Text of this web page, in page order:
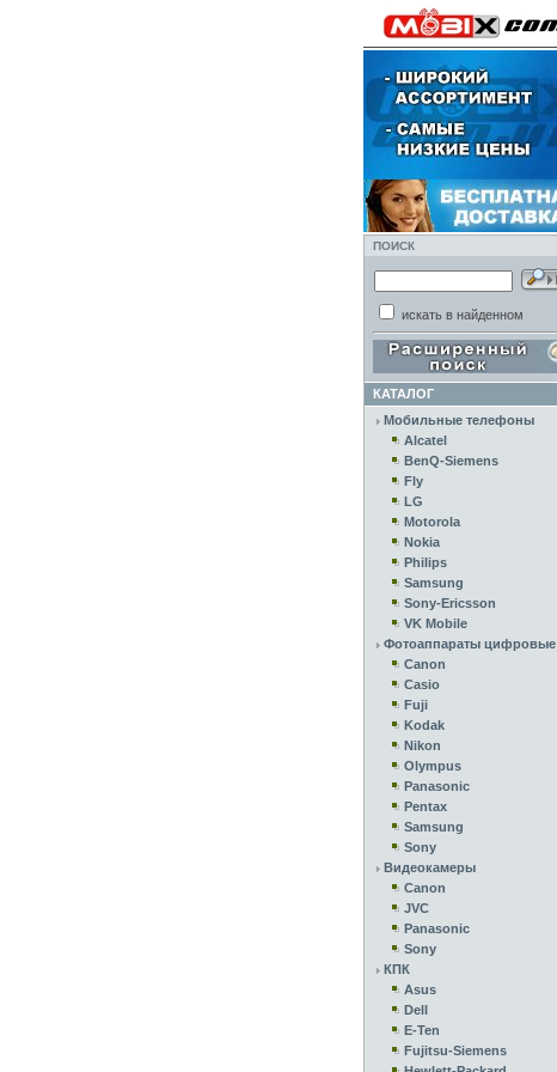
ПОИСК
искать в найденном
КАТАЛОГ
Мобильные телефоны
Alcatel
BenQ-Siemens
Fly
LG
Motorola
Nokia
Philips
Samsung
Sony-Ericsson
VK Mobile
Фотоаппараты цифровые
Canon
Casio
Fuji
Kodak
Nikon
Olympus
Panasonic
Pentax
Samsung
Sony
Видеокамеры
Canon
JVC
Panasonic
Sony
КПК
Asus
Dell
E-Ten
Fujitsu-Siemens